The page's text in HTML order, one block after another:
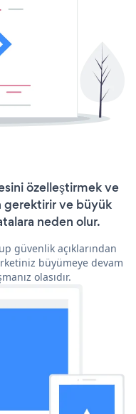
özelleştirmek ve
gerektirir ve büyük
neden olur.
güvenlik açıklarından
büyümeye devam
olasıdır.